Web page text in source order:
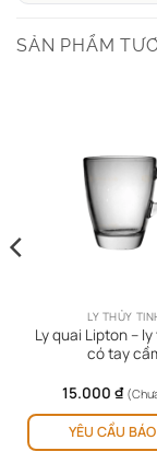
SẢN PHẨM
LY THỦY
Ly quai Lipton –
có tay
15.000 ₫
YÊU CẦU